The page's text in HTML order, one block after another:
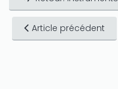
Article précédent